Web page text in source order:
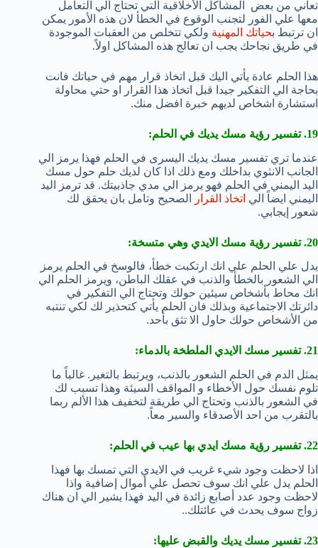
تعاني من بعض المشاكل الأخلاقية التي تحتاج الي التعامل
معها علي الفور لتجنب الوقوع في الخطأ لان هذه الأمور يمكن
ان ترتبط بحياتك المهنية ولكي تتخلص من العقبات الموجودة
في طريق نجاحك يجب ان تعالج هذه المشاكل اولاً.
هذا الحلم عادة يأتي اليك قبل اتخاذ قرار مهم في حياتك فانت
بحاجة الي التفكير جيدا قبل اتخاذ هذا القرار او حتي محاولة
استشارة اشخاص لديهم خبرة افضل منك.
19. تفسير رؤية مسك يديك في الحلم:
عندما تري تفسير مسك يديك اليسرى في الحلم فهذا يرمز الي
الجانب الانثوي بداخلك ومع ذلك اذا كان لديك حلم حول مسك
اليد اليمني في الحلم فهو يرمز الي مدي جاذبيتك. قد ترمز اليد
اليمني ايضاً الي اتخاذ القرار
الصحيح وتامل بان يحقق لك
شعور إيجابي.
20. تفسير رؤية مسك الايدي وهي متسخة:
يدل علي الحلم علي انك ارتكبت خطأ، فالوسخ في الحلم يرمز
الي الشعور بالخطأ والذنب في عقلك الباطن، ويرمز الحلم الي
انك محاط بأشخاص سيئين حولك وتحتاج الي التفكير في
دائرتك الاجتماعية وبذلك فان الحلم يأتي كتحذير لك لكي تنتبه
من الأشخاص حولك حاول الا تثق بأحد.
21. تفسير مسك الايدي الملطخة بالدماء:
يمثل الدم في الحلم الشعور بالذنب، ويرتبط بالتغير. غالباً ما
تلوم نفسك حول الأخطاء و المواقف السيئة وهذا تسبب لك
في الشعور بالذنب وتحتاج الي طريقة لتخفيف هذا الألم ربما
بالتقرب من احد الأصدقاء والسير معاً.
22. تفسير رؤية مسك ايدي بها عيب في الحلم:
اذا لاحظت وجود شيء غريب في الايدي التي تمسك بها فهذا
الحلم يدل علي انك سوف تحصل علي أموال إضافية واذا
لاحظت وجود عدد أصابع زائدة في اليد فهذا يشير الي ان هناك
زواج سوف يحدث في عائتلك..
23. تفسير مسك يديك والقبض عليها: